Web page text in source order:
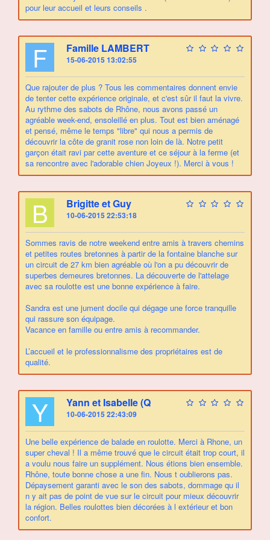
pour leur accueil et leurs conseils .
F Famille LAMBERT
15-06-2015 13:02:55
Que rajouter de plus ? Tous les commentaires donnent envie
de tenter cette expérience originale, et c'est sûr il faut la vivre.
Au rythme des sabots de Rhône, nous avons passé un
agréable week-end, ensoleillé en plus. Tout est bien aménagé
et pensé, même le temps "libre" qui nous a permis de
découvrir la côte de granit rose non loin de là. Notre petit
garçon était ravi par cette aventure et ce séjour à la ferme (et
sa rencontre avec l'adorable chien Joyeux !). Merci à vous !
B Brigitte et Guy
10-06-2015 22:53:18
Sommes ravis de notre weekend entre amis à travers chemins
et petites routes bretonnes à partir de la fontaine blanche sur
un circuit de 27 km bien agréable où l'on a pu découvrir de
superbes demeures bretonnes. La découverte de l'attelage
avec sa roulotte est une bonne expérience à faire.
Sandra est une jument docile qui dégage une force tranquille
qui rassure son équipage.
Vacance en famille ou entre amis à recommander.
L’accueil et le professionnalisme des propriétaires est de
qualité.
Y Yann et Isabelle (Q
10-06-2015 22:43:09
Une belle expérience de balade en roulotte. Merci à Rhone, un
super cheval ! Il a même trouvé que le circuit était trop court, il
a voulu nous faire un supplément. Nous étions bien ensemble.
Rhône, toute bonne chose a une fin. Nous t oublierons pas.
Dépaysement garanti avec le son des sabots, dommage qu il
n y ait pas de point de vue sur le circuit pour mieux découvrir
la région. Belles roulottes bien décorées à l extérieur et bon
confort.